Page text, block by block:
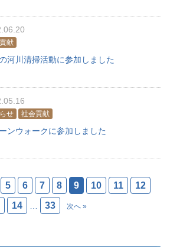
献
河川清掃活動に参加しました
せ 社会貢献
ンウォークに参加しました
5 6 7 8 9 10 11
12
14 33 次へ »